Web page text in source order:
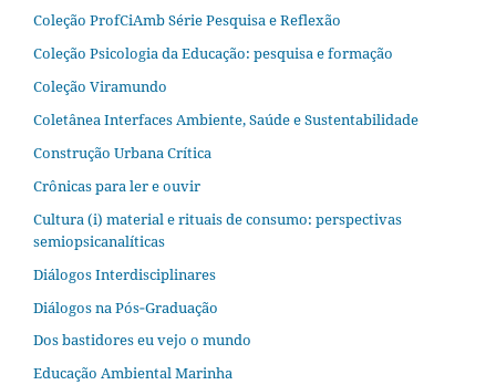
Coleção ProfCiAmb Série Pesquisa e Reflexão
Coleção Psicologia da Educação: pesquisa e formação
Coleção Viramundo
Coletânea Interfaces Ambiente, Saúde e Sustentabilidade
Construção Urbana Crítica
Crônicas para ler e ouvir
Cultura (i) material e rituais de consumo: perspectivas
semiopsicanalíticas
Diálogos Interdisciplinares
Diálogos na Pós‐Graduação
Dos bastidores eu vejo o mundo
Educação Ambiental Marinha